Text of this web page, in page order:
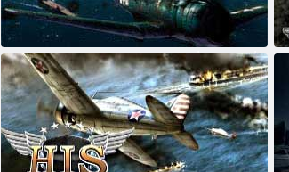
לופט קאַנפליקץ: פּאַסיפיק קעריערז. אַסאַ פּאַסיפיק